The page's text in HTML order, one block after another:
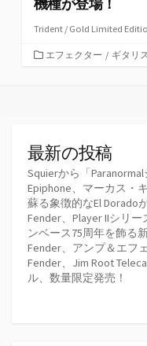
Trident / Gold Limited
カエフェクター / ギタリ
最新の投稿
Squierから「
Epiphone、マーカス・
蘇る象徴的なEl Dorado
Fender、Player IIシリ
ンベース75周年を飾る
Fender、アンプ＆エフ
Fender、Jim Root
ル、数量限定発売！